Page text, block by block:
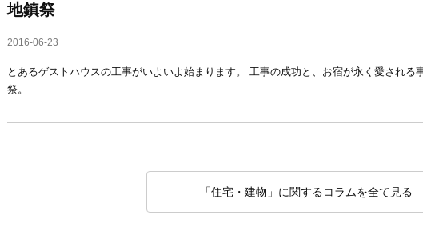
地鎮祭
2016-06-23
とあるゲストハウスの工事がいよいよ始まります。 工事の成功と、お宿が永く愛される
祭。
「住宅・建物」に関するコラムを全て見る